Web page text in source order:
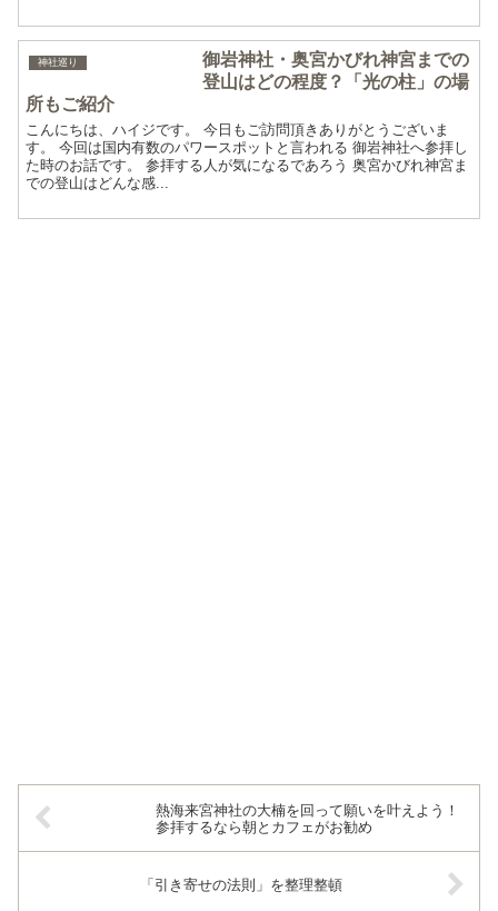
神社巡り
御岩神社・奥宮かびれ神宮までの
登山はどの程度？「光の柱」の場
所もご紹介
こんにちは、ハイジです。 今日もご訪問頂きありがとうございま
す。 今回は国内有数のパワースポットと言われる 御岩神社へ参拝し
た時のお話です。 参拝する人が気になるであろう 奥宮かびれ神宮ま
での登山はどんな感...
熱海来宮神社の大楠を回って願いを叶えよう！
参拝するなら朝とカフェがお勧め
「引き寄せの法則」を整理整頓